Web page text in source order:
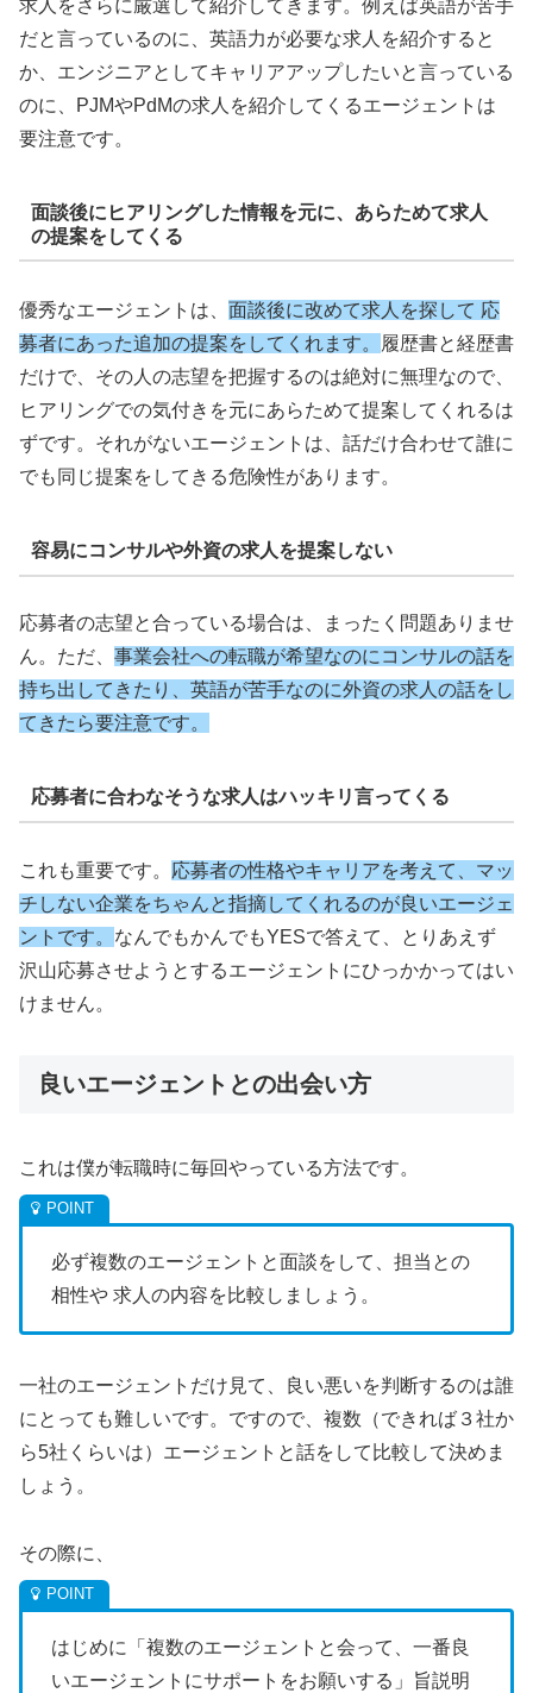
求人をさらに厳選して紹介してきます。例えば英語が苦手
だと言っているのに、英語力が必要な求人を紹介すると
か、エンジニアとしてキャリアアップしたいと言っている
のに、PJMやPdMの求人を紹介してくるエージェントは
要注意です。
面談後にヒアリングした情報を元に、あらためて求人
の提案をしてくる
優秀なエージェントは、 面談後に改めて求人を探して 応
募者にあった追加の提案をしてくれます。
履歴書と経歴書
だけで、その人の志望を把握するのは絶対に無理なので、
ヒアリングでの気付きを元にあらためて提案してくれるは
ずです。それがないエージェントは、話だけ合わせて誰に
でも同じ提案をしてきる危険性があります。
容易にコンサルや外資の求人を提案しない
応募者の志望と合っている場合は、まったく問題ありませ
ん。ただ、 事業会社への転職が希望なのにコンサルの話を
持ち出してきたり、英語が苦手なのに外資の求人の話をし
てきたら要注意です。
応募者に合わなそうな求人はハッキリ言ってくる
これも重要です。 応募者の性格やキャリアを考えて、マッ
チしない企業をちゃんと指摘してくれるのが良いエージェ
ントです。 なんでもかんでもYESで答えて、とりあえず
沢山応募させようとするエージェントにひっかかってはい
けません。
良いエージェントとの出会い方
これは僕が転職時に毎回やっている方法です。
必ず複数のエージェントと面談をして、担当との
相性や 求人の内容を比較しましょう。
一社のエージェントだけ見て、良い悪いを判断するのは誰
にとっても難しいです。ですので、複数（できれば３社か
ら5社くらいは）エージェントと話をして比較して決めま
しょう。
その際に、
はじめに「複数のエージェントと会って、一番良
いエージェントにサポートをお願いする」旨説明